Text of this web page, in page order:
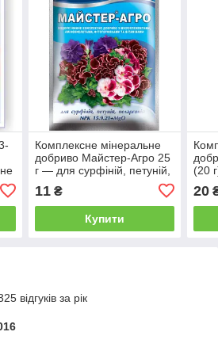
Комплексне мінеральне
добриво Майстер-Агро 25
г — для сурфіній, петуній,
11₴
Купити
(20
20
відгуків за рік